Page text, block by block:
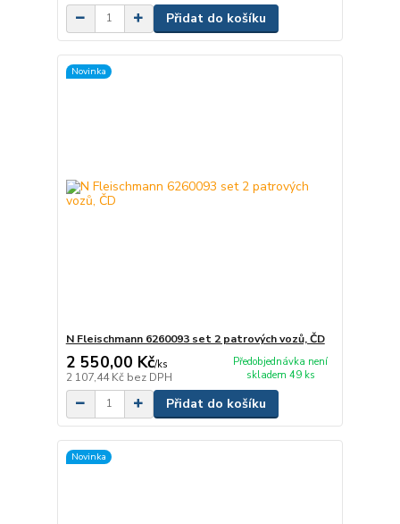
Přidat do košíku
Novinka
N Fleischmann 6260093 set 2 patrových vozů, ČD
2 550,00 Kč/ks
2 107,44 Kč bez DPH
Předobjednávka není
skladem 49 ks
Přidat do košíku
Novinka